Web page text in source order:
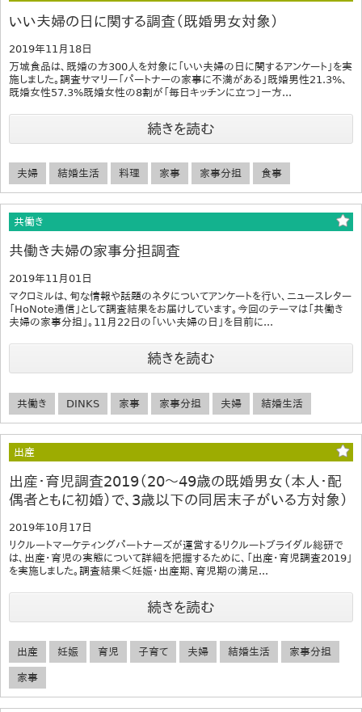
いい夫婦の日に関する調査（既婚男女対象）
2019年11月18日
万城食品は、既婚の方300人を対象に「いい夫婦の日に関するアンケート」を実
施しました。調査サマリー「パートナーの家事に不満がある」既婚男性21.3%、
既婚女性57.3%既婚女性の8割が「毎日キッチンに立つ」一方...
続きを読む
夫婦 結婚生活 料理 家事 家事分担 食事
共働き
共働き夫婦の家事分担調査
2019年11月01日
マクロミルは、旬な情報や話題のネタについてアンケートを行い、ニュースレター
「HoNote通信」として調査結果をお届けしています。今回のテーマは「共働き
夫婦の家事分担」。11月22日の「いい夫婦の日」を目前に...
続きを読む
共働き DINKS 家事 家事分担 夫婦 結婚生活
出産
出産・育児調査2019（20～49歳の既婚男女（本人・配
偶者ともに初婚）で、3歳以下の同居末子がいる方対象）
2019年10月17日
リクルートマーケティングパートナーズが運営するリクルートブライダル総研で
は、出産・育児の実態について詳細を把握するために、「出産・育児調査2019」
を実施しました。調査結果＜妊娠・出産期、育児期の満足...
続きを読む
出産 妊娠 育児 子育て 夫婦 結婚生活 家事分担
家事